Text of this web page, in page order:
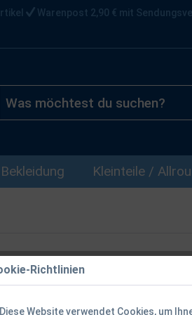
Warenpost 2,90 € mit
Bekleidung Kleinteile /
Richtlinien
Diese Website verwendet Cookies, um